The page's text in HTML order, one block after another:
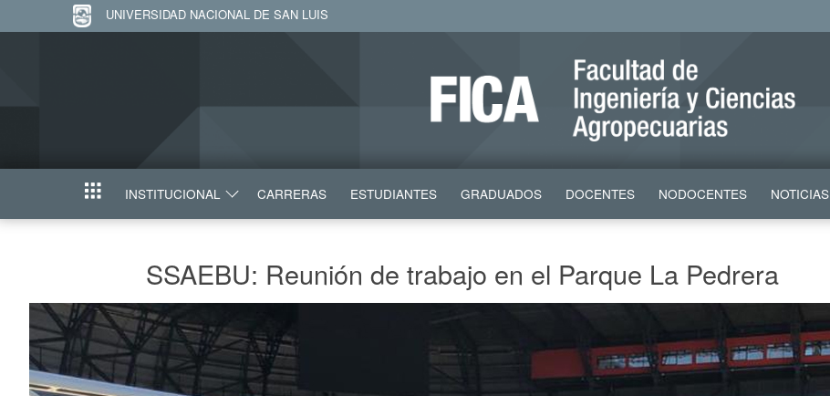
UNIVERSIDAD NACIONAL DE SAN LUIS
INICIO INSTITUCIONAL CARRERAS ESTUDIANTES GRADUADOS DOCENTES NODOCENTES NOTICIAS
SSAEBU: Reunión de trabajo en el Parque La Pedrera